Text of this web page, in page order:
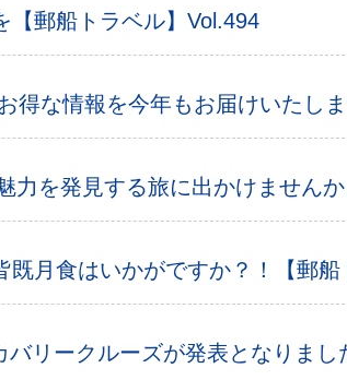
【郵船トラベル】Vol.494
得な情報を今年もお届けいたし
力を発見する旅に出かけません
既月食はいかがですか？！【郵船
リークルーズが発表となりまし